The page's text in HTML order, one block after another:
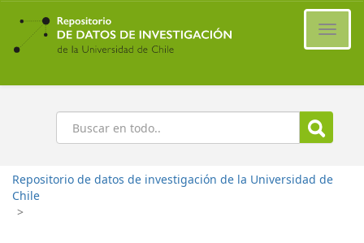
Ir
contenido
principal
Buscar
Repositorio de datos de investigación de la Universidad de
Chile
>